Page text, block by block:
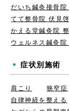
だいち鍼灸接骨
てて整骨院 伏見
かえる堂鍼灸院
ウェルネス鍼灸
症状別施術
肩こり 狭窄症
自律神経を整える